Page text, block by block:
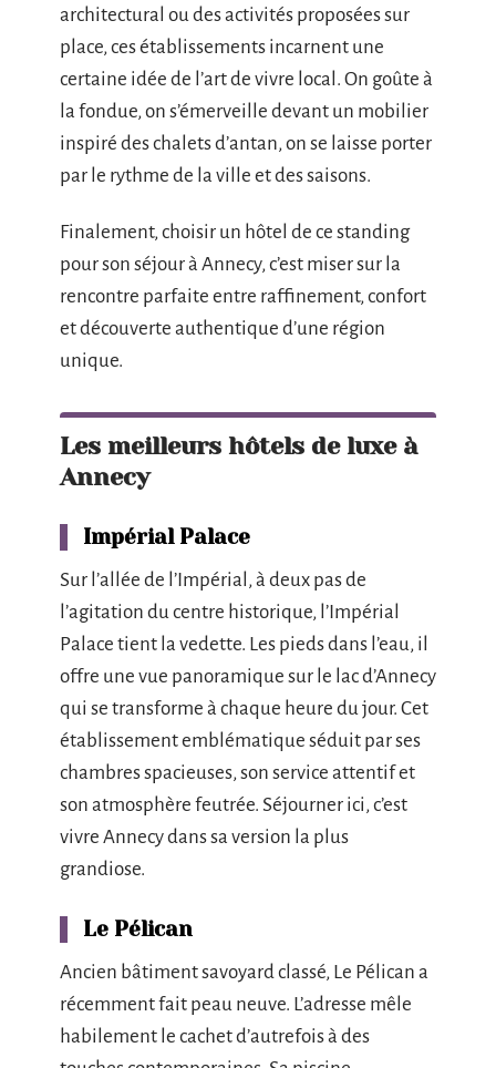
architectural ou des activités proposées sur
place, ces établissements incarnent une
certaine idée de l’art de vivre local. On goûte à
la fondue, on s’émerveille devant un mobilier
inspiré des chalets d’antan, on se laisse porter
par le rythme de la ville et des saisons.
Finalement, choisir un hôtel de ce standing
pour son séjour à Annecy, c’est miser sur la
rencontre parfaite entre raffinement, confort
et découverte authentique d’une région
unique.
Les meilleurs hôtels de luxe à
Annecy
Impérial Palace
Sur l’allée de l’Impérial, à deux pas de
l’agitation du centre historique, l’Impérial
Palace tient la vedette. Les pieds dans l’eau, il
offre une vue panoramique sur le lac d’Annecy
qui se transforme à chaque heure du jour. Cet
établissement emblématique séduit par ses
chambres spacieuses, son service attentif et
son atmosphère feutrée. Séjourner ici, c’est
vivre Annecy dans sa version la plus
grandiose.
Le Pélican
Ancien bâtiment savoyard classé, Le Pélican a
récemment fait peau neuve. L’adresse mêle
habilement le cachet d’autrefois à des